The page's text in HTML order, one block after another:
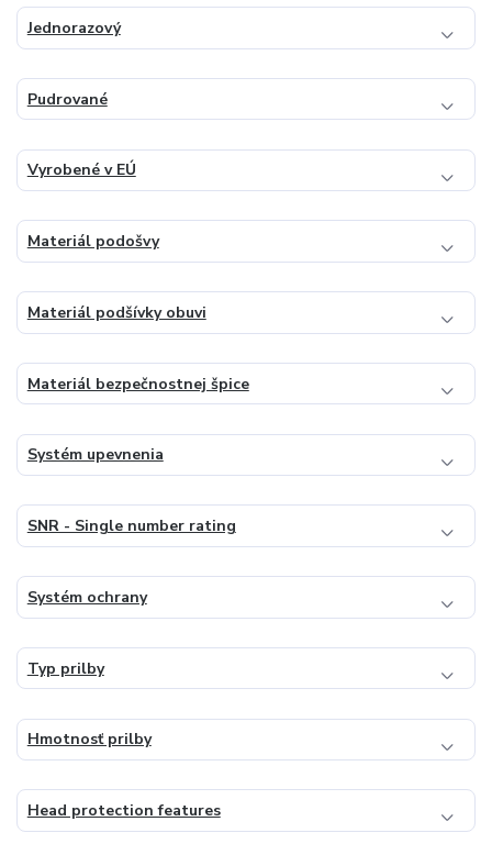
Jednorazový
Pudrované
Vyrobené v EÚ
Materiál podošvy
Materiál podšívky obuvi
Materiál bezpečnostnej špice
Systém upevnenia
SNR - Single number rating
Systém ochrany
Typ prilby
Hmotnosť prilby
Head protection features